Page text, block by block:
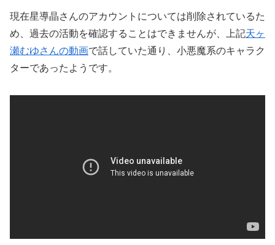
現在星導晶さんのアカウントについては削除されているた
め、過去の活動を確認することはできませんが、上記天ヶ
瀬むゆさんの動画で話していた通り、小悪魔系のキャラク
ターであったようです。